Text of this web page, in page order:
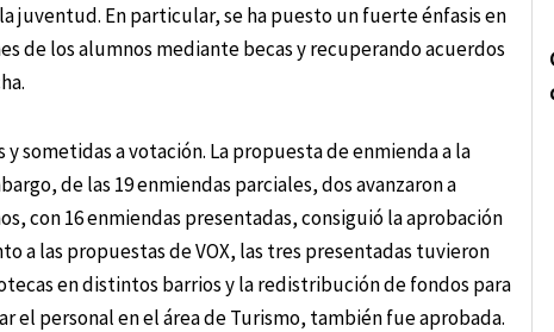
juventud. En particular, se ha puesto un fuerte énfasis en
de los alumnos mediante becas y recuperando acuerdos
sometidas a votación. La propuesta de enmienda a la
de las 19 enmiendas parciales, dos avanzaron a
con 16 enmiendas presentadas, consiguió la aprobación
a las propuestas de VOX, las tres presentadas tuvieron
en distintos barrios y la redistribución de fondos para
el personal en el área de Turismo, también fue aprobada.